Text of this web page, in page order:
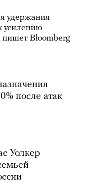
удержания
усилению
пишет Bloomberg
после атак
Уолкер